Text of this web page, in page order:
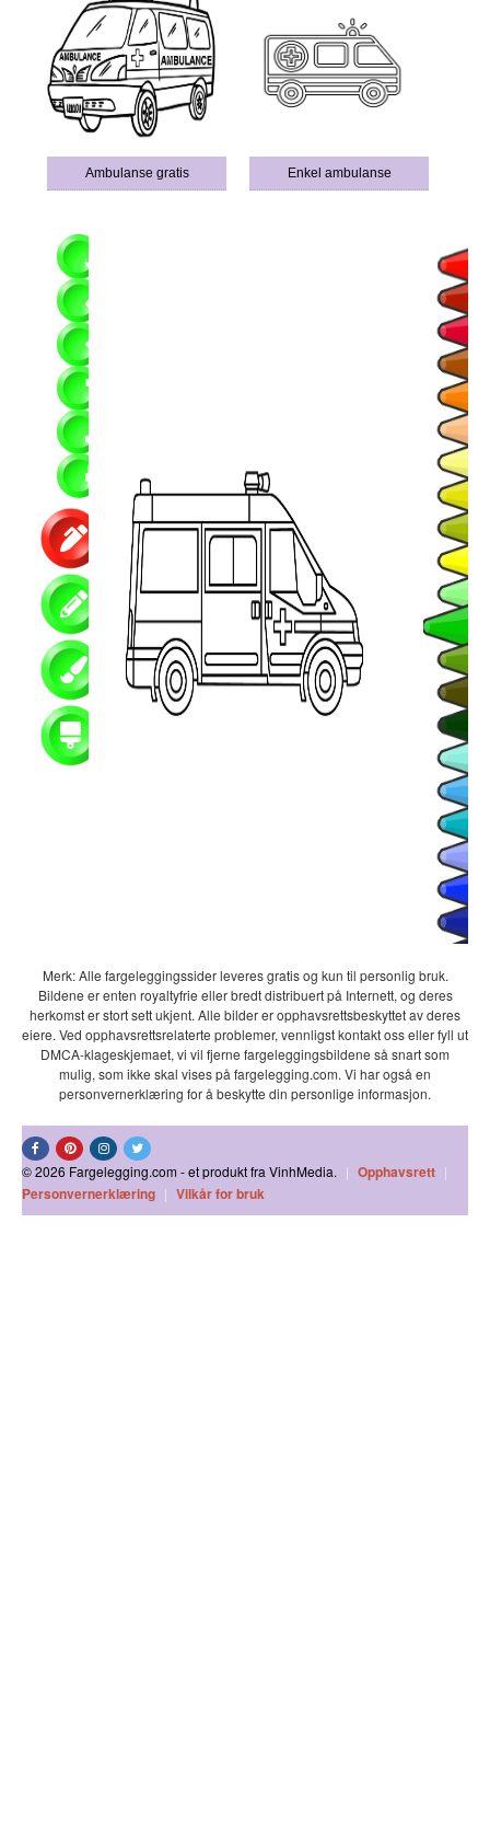
Ambulanse gratis Enkel ambulanse
Merk: Alle fargeleggingssider leveres gratis og kun til personlig bruk.
Bildene er enten royaltyfrie eller bredt distribuert på Internett, og deres
herkomst er stort sett ukjent. Alle bilder er opphavsrettsbeskyttet av deres
eiere. Ved opphavsrettsrelaterte problemer, vennligst kontakt oss eller fyll ut
DMCA-klageskjemaet, vi vil fjerne fargeleggingsbildene så snart som
mulig, som ikke skal vises på fargelegging.com. Vi har også en
personvernerklæring for å beskytte din personlige informasjon.
© 2026 Fargelegging.com - et produkt fra VinhMedia. | Opphavsrett |
Personvernerklæring | Vilkår for bruk